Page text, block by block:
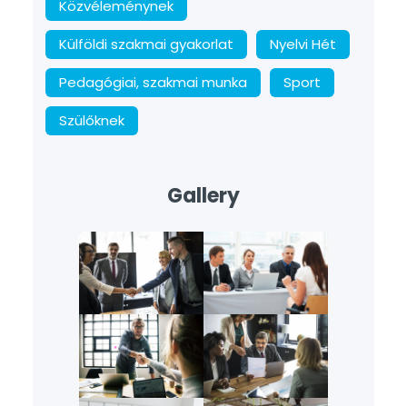
Közvéleménynek
Külföldi szakmai gyakorlat
Nyelvi Hét
Pedagógiai, szakmai munka
Sport
Szülőknek
Gallery